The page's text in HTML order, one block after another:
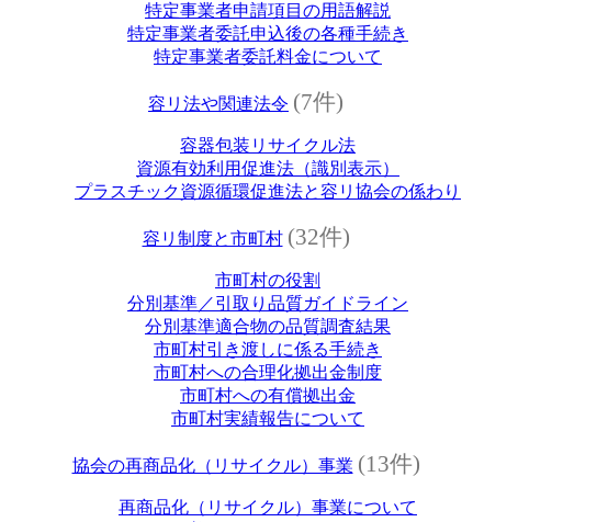
特定事業者申請項目の用語解説
特定事業者委託申込後の各種手続き
特定事業者委託料金について
容リ法や関連法令 (7件)
容器包装リサイクル法
資源有効利用促進法（識別表示）
プラスチック資源循環促進法と容リ協会の係わり
容リ制度と市町村 (32件)
市町村の役割
分別基準／引取り品質ガイドライン
分別基準適合物の品質調査結果
市町村引き渡しに係る手続き
市町村への合理化拠出金制度
市町村への有償拠出金
市町村実績報告について
協会の再商品化（リサイクル）事業 (13件)
再商品化（リサイクル）事業について